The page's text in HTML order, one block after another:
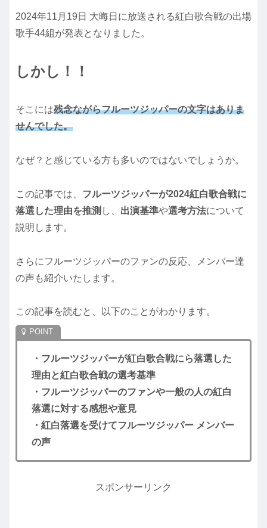
2024年11月19日 大晦日に放送される紅白歌合戦の出場
歌手44組が発表となりました。
しかし！！
そこには残念ながらフルーツジッパーの文字はありま
せんでした。
なぜ？と感じている方も多いのではないでしょうか。
この記事では、 フルーツジッパーが2024紅白歌合戦に
落選した理由を推測 し、 出演基準や選考方法について
説明します。
さらにフルーツジッパーのファンの反応、メンバー達
の声も紹介いたします。
この記事を読むと、以下のことがわかります。
・フルーツジッパーが紅白歌合戦にら落選した
理由と紅白歌合戦の選考基準
・フルーツジッパーのファンや一般の人の紅白
落選に対する感想や意見
・紅白落選を受けてフルーツジッパー メンバー
の声
スポンサーリンク